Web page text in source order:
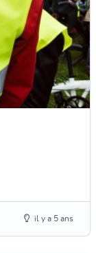
il y a 5 ans